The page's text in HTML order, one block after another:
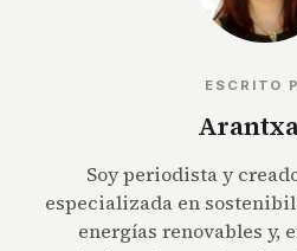
ESCRITO
Soy periodista y
especializada en
energías renovables y,